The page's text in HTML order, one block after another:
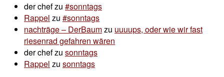
der chefzu #sonntags
Rappel zu #sonntags
nachträge – DerBaumzu uuuups, oder wie wir fast
riesenrad gefahren wären
der chefzu sonntags
Rappel zu sonntags